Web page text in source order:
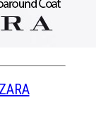
ZARA